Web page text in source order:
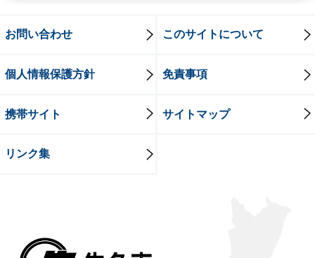
お問い合わせ このサイトについて
個人情報保護方針 免責事項
携帯サイト サイトマップ
リンク集